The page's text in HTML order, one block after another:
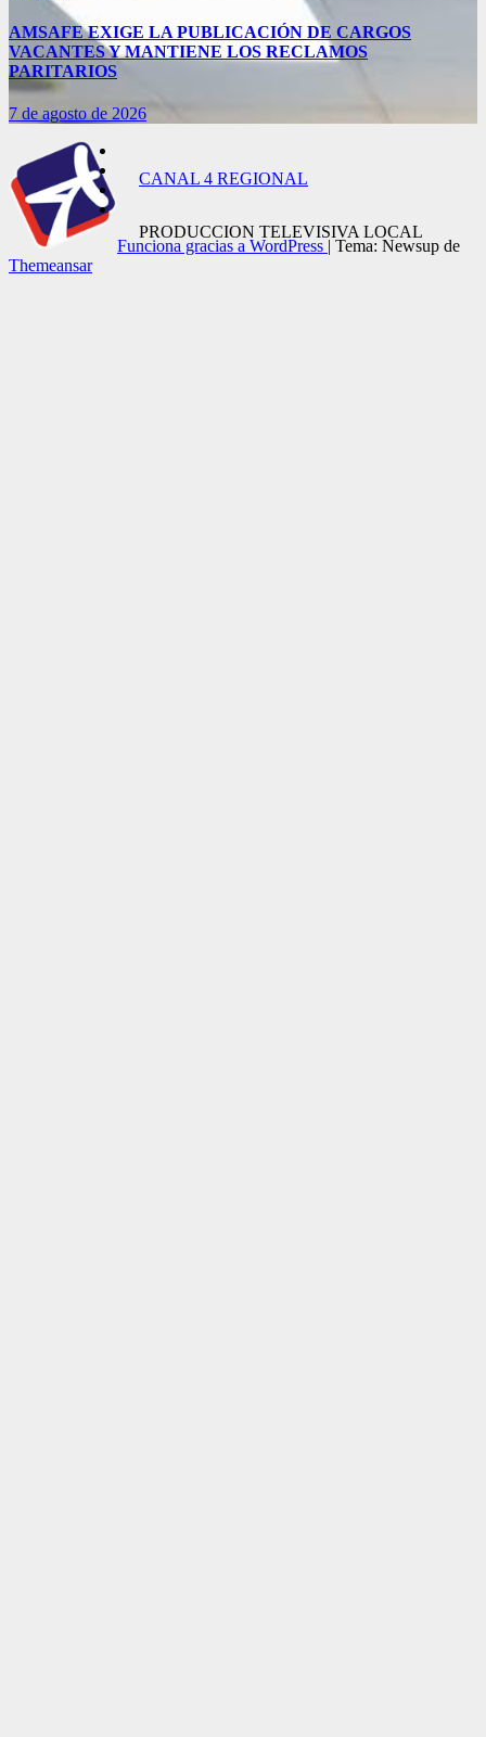
AMSAFE EXIGE LA PUBLICACIÓN DE CARGOS
VACANTES Y MANTIENE LOS RECLAMOS
PARITARIOS
7 de agosto de 2026
CANAL 4 REGIONAL
PRODUCCION TELEVISIVA LOCAL
Funciona gracias a WordPress | Tema: Newsup de
Themeansar